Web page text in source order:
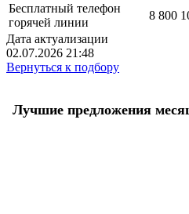
Бесплатный телефон
горячей линии
8 800
Дата актуализации
02.07.2026 21:48
Вернуться к подбору
Лучшие предложения